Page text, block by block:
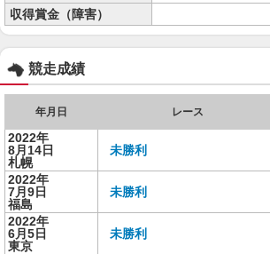
収得賞金（障害）
競走成績
年月日 レース
2022年
8月14日
札幌
未勝利
2022年
7月9日
福島
未勝利
2022年
6月5日
東京
未勝利